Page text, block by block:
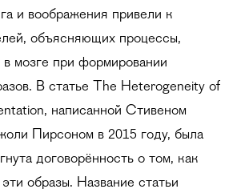
и воображения привели к
объясняющих процессы,
мозге при формировании
В статье The Heterogeneity of
написанной Стивеном
Пирсоном в 2015 году, была
договорённость о том, как
образы. Название статьи